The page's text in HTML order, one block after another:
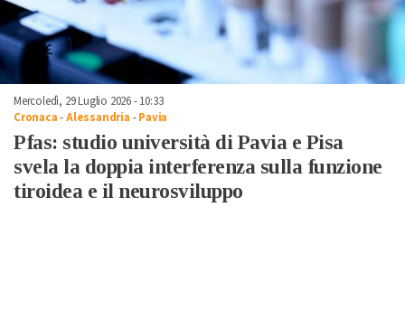
Mercoledì, 29 Luglio 2026 - 10:33
Cronaca-Alessandria -Pavia
Pfas: studio università di Pavia e Pisa
svela la doppia interferenza sulla funzione
tiroidea e il neurosviluppo